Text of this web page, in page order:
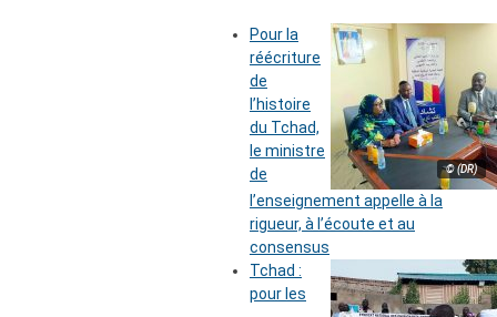
© (DR)
Pour la
réécriture
de
l’histoire
du Tchad,
le ministre
de
l’enseignement appelle à la
rigueur, à l’écoute et au
consensus
Tchad :
pour les